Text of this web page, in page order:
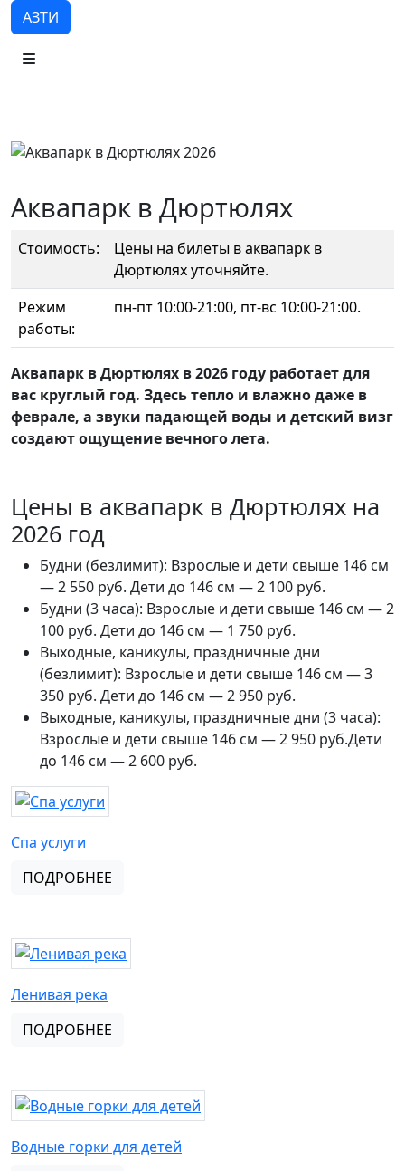
АЗТИ
Аквапарк в Дюртюлях
Стоимость:
Цены на билеты в аквапарк в
Дюртюлях уточняйте.
Режим
работы:
пн-пт 10:00-21:00, пт-вс 10:00-21:00.
Аквапарк в Дюртюлях в 2026 году работает для
вас круглый год. Здесь тепло и влажно даже в
феврале, а звуки падающей воды и детский визг
создают ощущение вечного лета.
Цены в аквапарк в Дюртюлях на
2026 год
Будни (безлимит): Взрослые и дети свыше 146 см
— 2 550 руб. Дети до 146 см — 2 100 руб.
Будни (3 часа): Взрослые и дети свыше 146 см — 2
100 руб. Дети до 146 см — 1 750 руб.
Выходные, каникулы, праздничные дни
(безлимит): Взрослые и дети свыше 146 см — 3
350 руб. Дети до 146 см — 2 950 руб.
Выходные, каникулы, праздничные дни (3 часа):
Взрослые и дети свыше 146 см — 2 950 руб.Дети
до 146 см — 2 600 руб.
Спа услуги
ПОДРОБНЕЕ
Ленивая река
ПОДРОБНЕЕ
Водные горки для детей